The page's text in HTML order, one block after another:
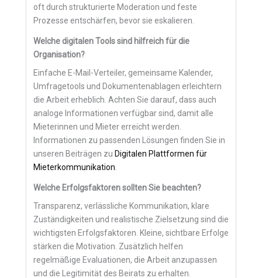
oft durch strukturierte Moderation und feste
Prozesse entschärfen, bevor sie eskalieren.
Welche digitalen Tools sind hilfreich für die
Organisation?
Einfache E-Mail-Verteiler, gemeinsame Kalender,
Umfragetools und Dokumentenablagen erleichtern
die Arbeit erheblich. Achten Sie darauf, dass auch
analoge Informationen verfügbar sind, damit alle
Mieterinnen und Mieter erreicht werden.
Informationen zu passenden Lösungen finden Sie in
unseren Beiträgen zu Digitalen Plattformen für
Mieterkommunikation.
Welche Erfolgsfaktoren sollten Sie beachten?
Transparenz, verlässliche Kommunikation, klare
Zuständigkeiten und realistische Zielsetzung sind die
wichtigsten Erfolgsfaktoren. Kleine, sichtbare Erfolge
stärken die Motivation. Zusätzlich helfen
regelmäßige Evaluationen, die Arbeit anzupassen
und die Legitimität des Beirats zu erhalten.